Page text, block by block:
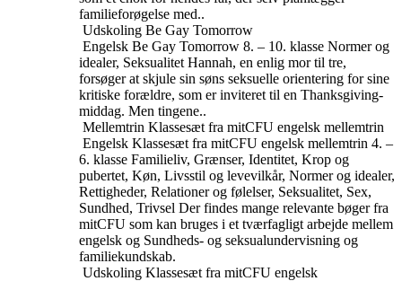
familieforøgelse med..
Udskoling Be Gay Tomorrow
Engelsk Be Gay Tomorrow 8. – 10. klasse Normer og
idealer, Seksualitet Hannah, en enlig mor til tre,
forsøger at skjule sin søns seksuelle orientering for sine
kritiske forældre, som er inviteret til en Thanksgiving-
middag. Men tingene..
Mellemtrin Klassesæt fra mitCFU engelsk mellemtrin
Engelsk Klassesæt fra mitCFU engelsk mellemtrin 4. –
6. klasse Familieliv, Grænser, Identitet, Krop og
pubertet, Køn, Livsstil og levevilkår, Normer og idealer,
Rettigheder, Relationer og følelser, Seksualitet, Sex,
Sundhed, Trivsel Der findes mange relevante bøger fra
mitCFU som kan bruges i et tværfagligt arbejde mellem
engelsk og Sundheds- og seksualundervisning og
familiekundskab.
Udskoling Klassesæt fra mitCFU engelsk